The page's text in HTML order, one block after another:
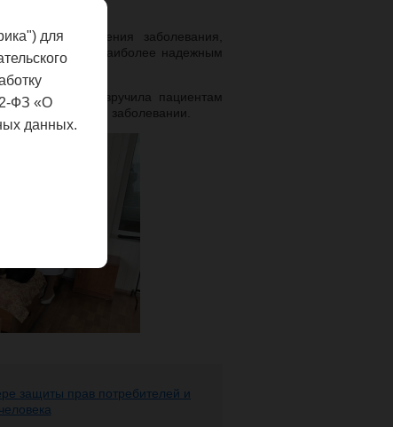
лечения заболевания,
что наиболее надежным
слушателей и вручила пациентам
поведению при заболевании.
защиты прав потребителей и
для
ФЗ «О
данных.